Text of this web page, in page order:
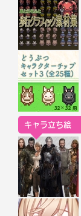
キャラ立ち絵